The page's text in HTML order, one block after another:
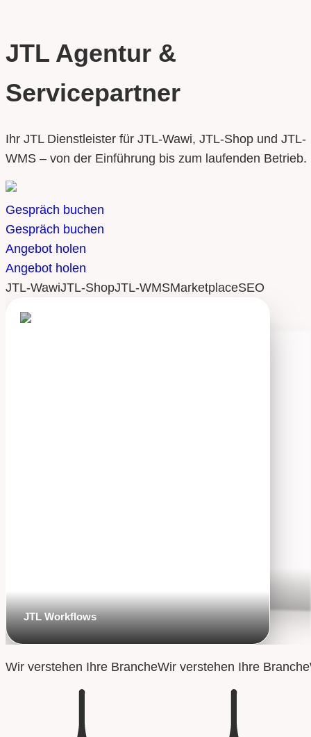
JTL Agentur &
Servicepartner
Ihr JTL Dienstleister für JTL-Wawi, JTL-Shop und JTL-
WMS – von der Einführung bis zum laufenden Betrieb.
Gespräch buchen
Gespräch buchen
Angebot holen
Angebot holen
JTL-WawiJTL-ShopJTL-WMSMarketplaceSEO
JTL Workflows
Wir verstehen Ihre BrancheWir verstehen Ihre Branche